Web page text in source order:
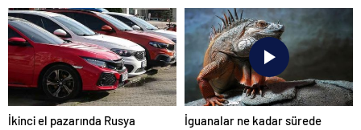
yorumları
yenilikçi yaklaşımı ile ön plana
çıkıyor
İkinci el pazarında Rusya
İguanalar ne kadar sürede